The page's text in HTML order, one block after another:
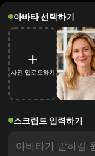
아바타 선택하기
+
사진 업로드하기
스크립트 입력하기